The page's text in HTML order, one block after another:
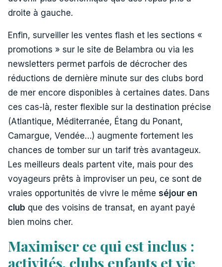
droite à gauche.
Enfin, surveiller les ventes flash et les sections «
promotions » sur le site de Belambra ou via les
newsletters permet parfois de décrocher des
réductions de dernière minute sur des clubs bord
de mer encore disponibles à certaines dates. Dans
ces cas-là, rester flexible sur la destination précise
(Atlantique, Méditerranée, Étang du Ponant,
Camargue, Vendée…) augmente fortement les
chances de tomber sur un tarif très avantageux.
Les meilleurs deals partent vite, mais pour des
voyageurs prêts à improviser un peu, ce sont de
vraies opportunités de vivre le même séjour en
club que des voisins de transat, en ayant payé
bien moins cher.
Maximiser ce qui est inclus :
activités, clubs enfants et vie